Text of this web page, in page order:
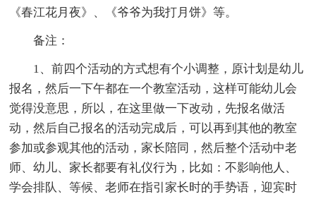
《春江花月夜》、《爷爷为我打月饼》等。
备注：
1、前四个活动的方式想有个小调整，原计划是幼儿
报名，然后一下午都在一个教室活动，这样可能幼儿会
觉得没意思，所以，在这里做一下改动，先报名做活
动，然后自己报名的活动完成后，可以再到其他的教室
参加或参观其他的活动，家长陪同，然后整个活动中老
师、幼儿、家长都要有礼仪行为，比如：不影响他人、
学会排队、等候、老师在指引家长时的手势语，迎宾时